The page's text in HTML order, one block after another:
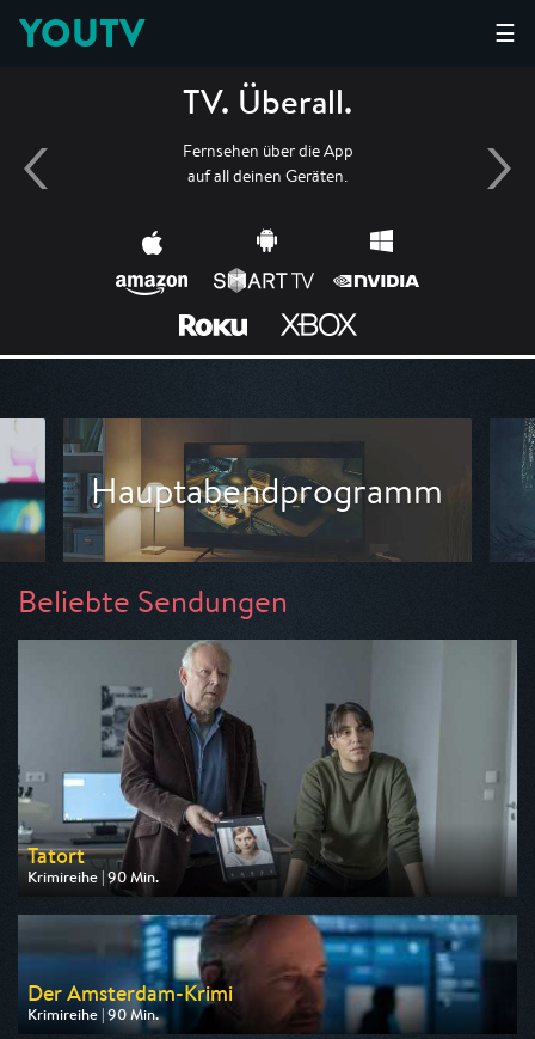
☰
YOUTV
TV. Überall.
Fernsehen über die App
auf all deinen Geräten.
Hauptabendprogramm
Beliebte Sendungen
Tatort
Krimireihe | 90 Min.
Ausgestrahlt von ARD
am 09.08.2026, 20:15
Der Amsterdam-Krimi
Krimireihe | 90 Min.
Ausgestrahlt von ARD